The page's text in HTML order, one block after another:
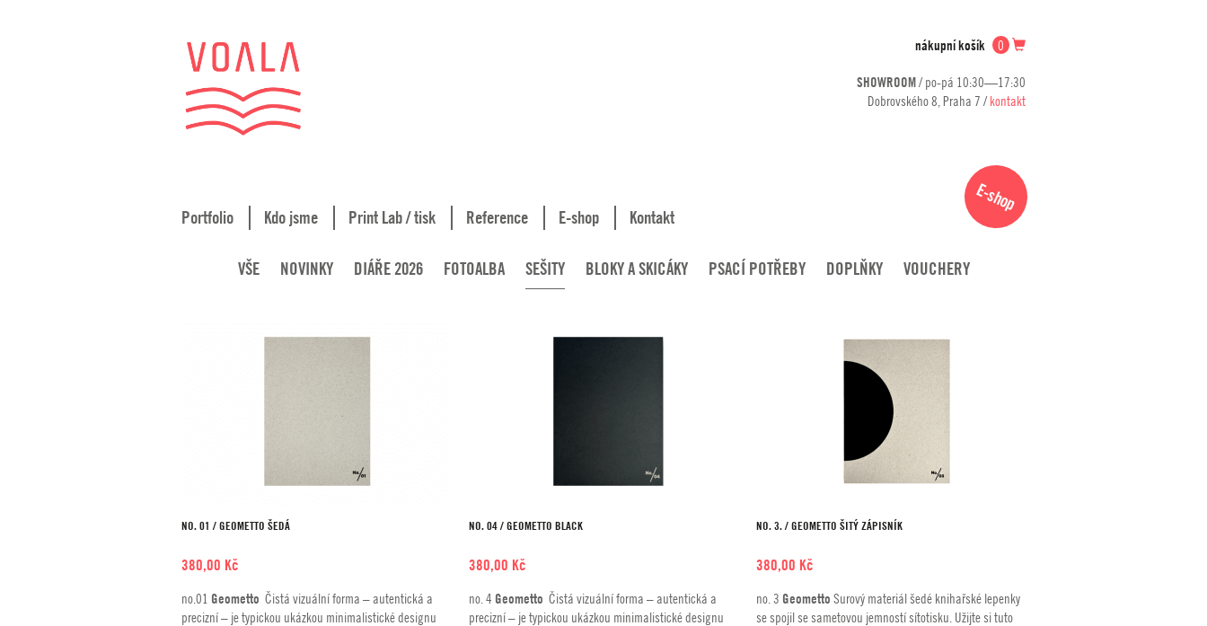
nákupní košík 0
SHOWROOM/ po-pá 10:30—17:30
Dobrovského 8, Praha 7 /kontakt
Portfolio Kdo jsme Print Lab / tisk Reference E-shop Kontakt
E-shop
VŠE NOVINKY DIÁŘE 2026 FOTOALBA SEŠITY BLOKY A SKICÁKY PSACÍ POTŘEBY DOPLŇKY VOUCHERY
NO. 01 / GEOMETTO ŠEDÁ
380,00 Kč
no.01 Geometto Čistá vizuální forma – autentická a
precizní – je typickou ukázkou minimalistické designu
NO. 04 / GEOMETTO BLACK
380,00 Kč
no. 4 Geometto Čistá vizuální forma – autentická a
precizní – je typickou ukázkou minimalistické designu
NO. 3. / GEOMETTO ŠITÝ ZÁPISNÍK
380,00 Kč
no. 3 Geometto Surový materiál šedé knihařské lepenky
se spojil se sametovou jemností sítotisku. Užijte si tuto